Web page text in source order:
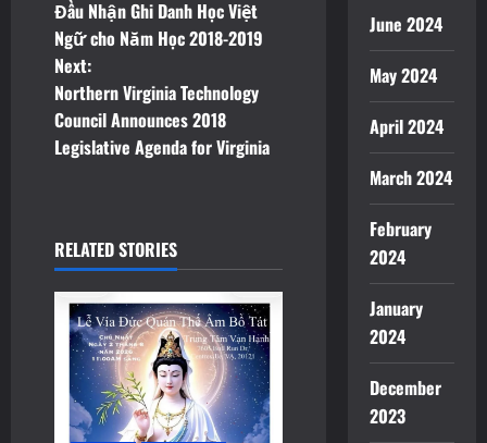
o
s
t
n
v
i
g
Đầu Nhận Ghi Danh Học Việt
Ngữ cho Năm Học 2018-2019
Next:
Northern Virginia Technology
Council Announces 2018
Legislative Agenda for Virginia
RELATED STORIES
June 2024
May 2024
April 2024
March 2024
February
2024
January
2024
December
2023